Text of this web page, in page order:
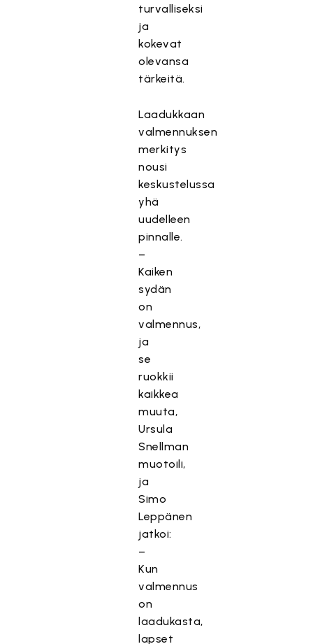
turvalliseksi
ja
kokevat
olevansa
tärkeitä.
Laadukkaan
valmennuksen
merkitys
nousi
keskustelussa
yhä
uudelleen
pinnalle.
–
Kaiken
sydän
on
valmennus,
ja
se
ruokkii
kaikkea
muuta,
Ursula
Snellman
muotoili,
ja
Simo
Leppänen
jatkoi:
–
Kun
valmennus
on
laadukasta,
lapset